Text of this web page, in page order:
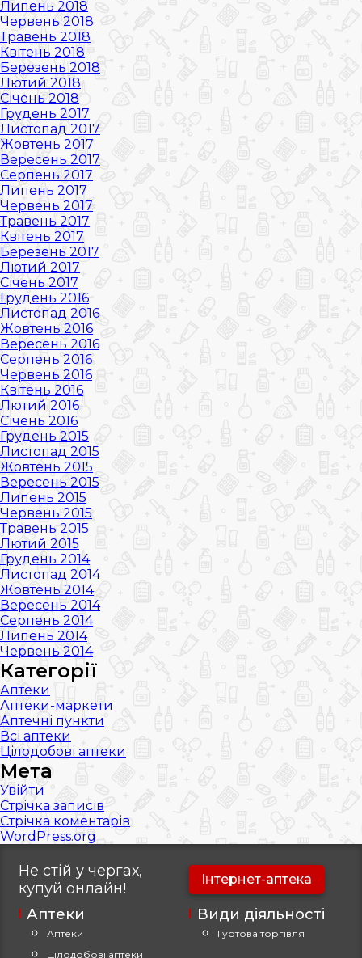
Липень 2018
Червень 2018
Травень 2018
Квітень 2018
Березень 2018
Лютий 2018
Січень 2018
Грудень 2017
Листопад 2017
Жовтень 2017
Вересень 2017
Серпень 2017
Липень 2017
Червень 2017
Травень 2017
Квітень 2017
Березень 2017
Лютий 2017
Січень 2017
Грудень 2016
Листопад 2016
Жовтень 2016
Вересень 2016
Серпень 2016
Червень 2016
Квітень 2016
Лютий 2016
Січень 2016
Грудень 2015
Листопад 2015
Жовтень 2015
Вересень 2015
Липень 2015
Червень 2015
Травень 2015
Лютий 2015
Грудень 2014
Листопад 2014
Жовтень 2014
Вересень 2014
Серпень 2014
Липень 2014
Червень 2014
Категорії
Аптеки
Аптеки-маркети
Аптечні пункти
Всі аптеки
Цілодобові аптеки
Мета
Увійти
Стрічка записів
Стрічка коментарів
WordPress.org
Не стій у чергах,
купуй онлайн!
Інтернет-аптека
Аптеки
Аптеки
Цілодобові аптеки
Види діяльності
Гуртова торгівля